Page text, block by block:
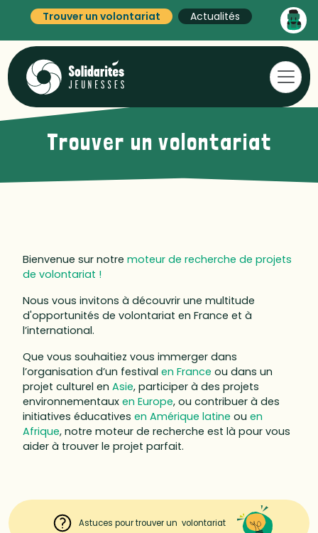
Trouver un volontariat Actualités
Trouver un volontariat
Bienvenue sur notre moteur de recherche de projets
de volontariat !
Nous vous invitons à découvrir une multitude
d'opportunités de volontariat en France et à
l’international.
Que vous souhaitiez vous immerger dans
l’organisation d’un festival en France ou dans un
projet culturel en Asie, participer à des projets
environnementaux en Europe, ou contribuer à des
initiatives éducatives en Amérique latine ou en
Afrique, notre moteur de recherche est là pour vous
aider à trouver le projet parfait.
Astuces pour trouver un volontariat